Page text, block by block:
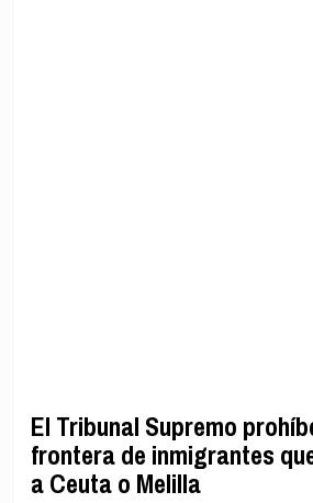
El Tribunal Supremo
frontera de inmigrantes
a Ceuta o Melilla